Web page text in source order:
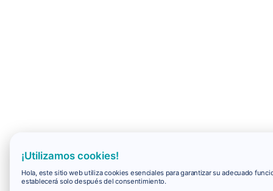
¡Utilizamos cookies!
Hola, este sitio web utiliza cookies esenciales para garantizar su adecuado
establecerá solo después del consentimiento.